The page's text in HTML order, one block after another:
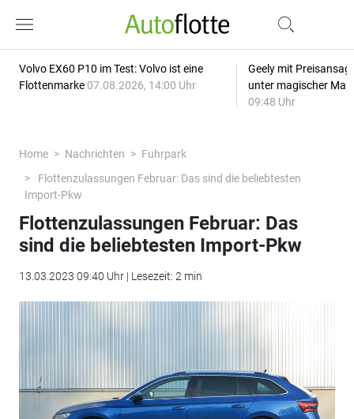
Volvo EX60 P10 im Test: Volvo ist eine
Flottenmarke 07.08.2026, 14:00 Uhr
Geely mit
unter magischer
09:48 Uhr
Home Nachrichten
Fuhrpark
Flottenzulassungen Februar: Das sind die beliebtesten
Import-Pkw
Flottenzulassungen Februar: Das
sind die beliebtesten Import-Pkw
13.03.2023 09:40 Uhr | Lesezeit: 2 min